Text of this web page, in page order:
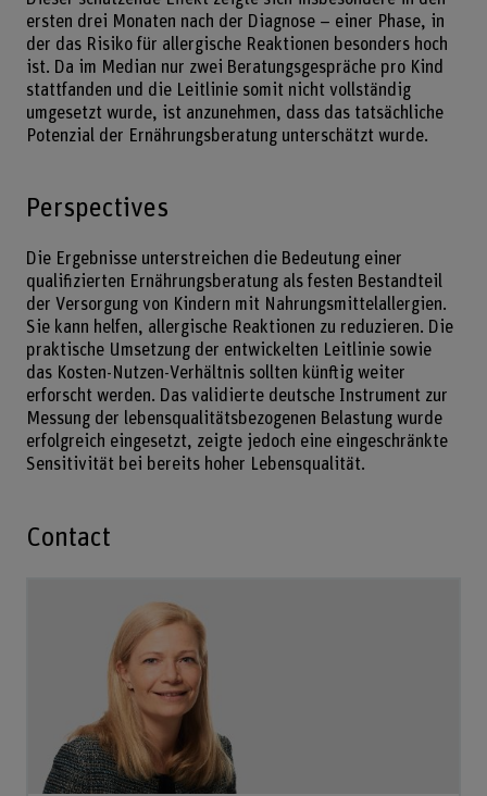
ersten drei Monaten nach der Diagnose – einer Phase, in
der das Risiko für allergische Reaktionen besonders hoch
ist. Da im Median nur zwei Beratungsgespräche pro Kind
stattfanden und die Leitlinie somit nicht vollständig
umgesetzt wurde, ist anzunehmen, dass das tatsächliche
Potenzial der Ernährungsberatung unterschätzt wurde.
Perspectives
Die Ergebnisse unterstreichen die Bedeutung einer
qualifizierten Ernährungsberatung als festen Bestandteil
der Versorgung von Kindern mit Nahrungsmittelallergien.
Sie kann helfen, allergische Reaktionen zu reduzieren. Die
praktische Umsetzung der entwickelten Leitlinie sowie
das Kosten-Nutzen-Verhältnis sollten künftig weiter
erforscht werden. Das validierte deutsche Instrument zur
Messung der lebensqualitätsbezogenen Belastung wurde
erfolgreich eingesetzt, zeigte jedoch eine eingeschränkte
Sensitivität bei bereits hoher Lebensqualität.
Contact